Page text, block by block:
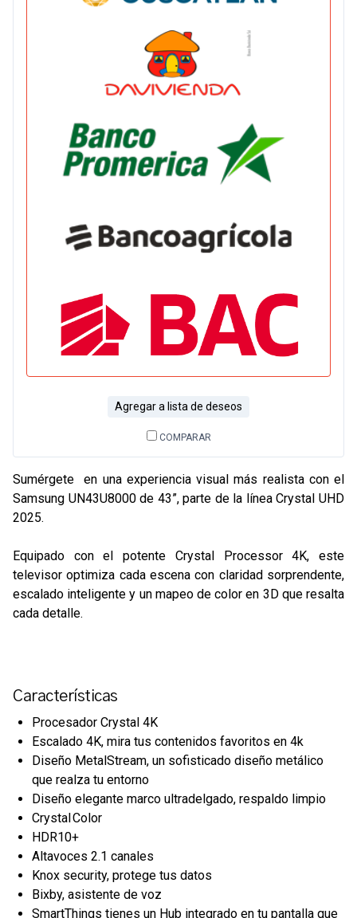
Agregar a lista de deseos
COMPARAR
Sumérgete en una experiencia visual más realista con el
Samsung UN43U8000 de 43”, parte de la línea Crystal UHD
2025.
Equipado con el potente Crystal Processor 4K, este
televisor optimiza cada escena con claridad sorprendente,
escalado inteligente y un mapeo de color en 3D que resalta
cada detalle.
Características
Procesador Crystal 4K
Escalado 4K, mira tus contenidos favoritos en 4k
Diseño MetalStream, un sofisticado diseño metálico
que realza tu entorno
Diseño elegante marco ultradelgado, respaldo limpio
Crystal Color
HDR10+
Altavoces 2.1 canales
Knox security, protege tus datos
Bixby, asistente de voz
SmartThings tienes un Hub integrado en tu pantalla que